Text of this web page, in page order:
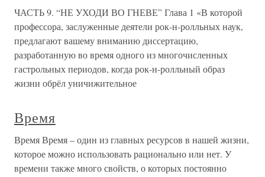
ЧАСТЬ 9. “НЕ УХОДИ ВО ГНЕВЕ” Глава 1 «В которой
профессора, заслуженные деятели рок-н-ролльных наук,
предлагают вашему вниманию диссертацию,
разработанную во время одного из многочисленных
гастрольных периодов, когда рок-н-ролльный образ
жизни обрёл уничижительное
Время
Время Время – один из главных ресурсов в нашей жизни,
которое можно использовать рационально или нет. У
времени также много свойств, о которых постоянно